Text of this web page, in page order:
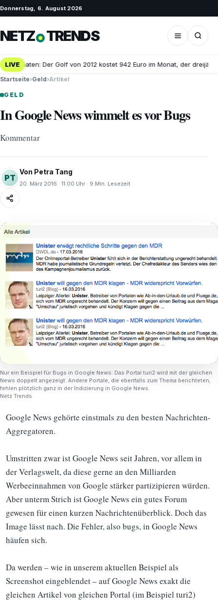
Donnerstag, 6. August 2026
NETZ TRENDS
LIVE
Monaten: Der Golf von 2012 kostet 942 Euro im Monat, der
Startseite›Geld›Artikel
GELD
In Google News wimmelt es vor Bugs
Kommentar
PT
Von Petra Tang
20. März 2016 · 11:00 Uhr · 9 Min. Lesezeit
Nur ein Beispiel für Bugs in Google News: Das Portal turi2 wird mit der gleichen
News doppelt angezeigt. Andere Portale, die ebenfalls zum Thema berichteten,
fehlen plötzlich ganz in der Indizierung in Google News.
Netz Trends
Google News gehörte einstmals zu den besten Nachrichten-
Aggregatoren.
Umstritten zwar ist Google News seit Jahren, vor allem in
der Verlagswelt, da diese gerne an den Milliarden
Werbeeinnahmen von Google stärker partizipieren würden.
Aber unterm Strich ist Google News ein gutes Forum
gewesen für einen kurzen Nachrichtenüberblick. Doch das
Image lässt nach. Die Fehler, also bugs, in Google News
häufen sich.
Da werden – wie in unserem aktuellen Beispiel als
Screenshot eingeblendet – auf Google News exakt die
gleichen Artikel von gleichen Portal (im Beispiel turi2)